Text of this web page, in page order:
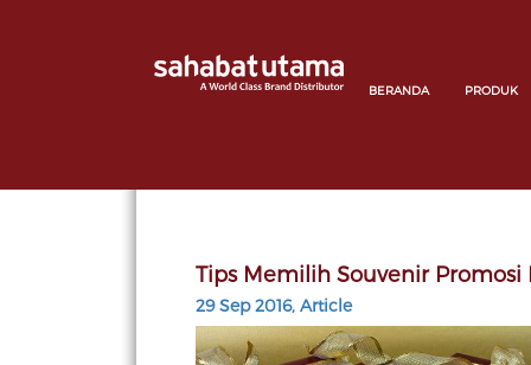
BERANDA PRODUK
Tips Memilih Souvenir Promosi
29 Sep 2016, Article